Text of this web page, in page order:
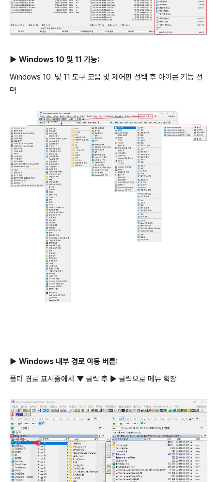
▶ Windows 10 및 11 기능:
Windows 10 및 11 도구 모음 및 제어판 선택 후 아이콘 기능 선
택
▶ Windows 내부 경로 이동 버튼:
폴더 경로 표시줄에서 ▼ 클릭 후 ▶ 클릭으로 메뉴 확장